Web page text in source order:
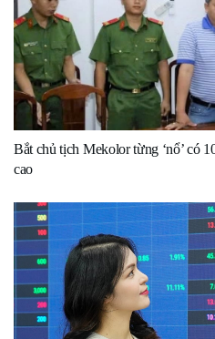
Bắt chủ tịch Mekolor từng ‘nổ’ có
cao